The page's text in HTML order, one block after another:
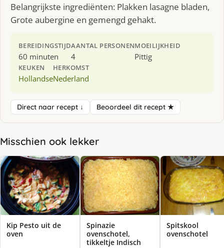
Belangrijkste ingrediënten: Plakken lasagne bladen,
Grote aubergine en gemengd gehakt.
BEREIDINGSTIJD
60 minuten
AANTAL PERSONEN
4
MOEILIJKHEID
Pittig
KEUKEN
Hollandse
HERKOMST
Nederland
Direct naar recept ↓ Beoordeel dit recept ★
Misschien ook lekker
Kip Pesto uit de
oven
Spinazie
ovenschotel,
tikkeltje Indisch
Spitskool
ovenschotel